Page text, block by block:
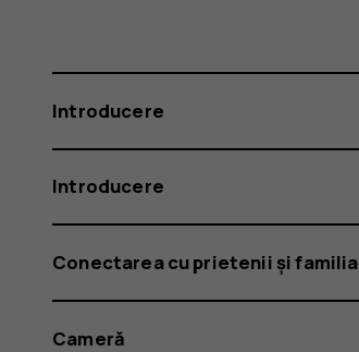
Introducere
Introducere
Conectarea cu prietenii și familia
Cameră